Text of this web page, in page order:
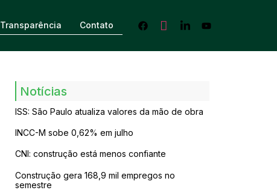
Transparência Contato
Notícias
ISS: São Paulo atualiza valores da mão de obra
INCC-M sobe 0,62% em julho
CNI: construção está menos confiante
Construção gera 168,9 mil empregos no
semestre